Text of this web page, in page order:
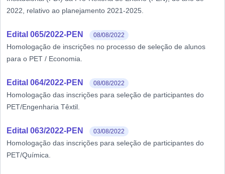
2022, relativo ao planejamento 2021-2025.
Edital 065/2022-PEN 08/08/2022
Homologação de inscrições no processo de seleção de alunos
para o PET / Economia.
Edital 064/2022-PEN 08/08/2022
Homologação das inscrições para seleção de participantes do
PET/Engenharia Têxtil.
Edital 063/2022-PEN 03/08/2022
Homologação das inscrições para seleção de participantes do
PET/Química.